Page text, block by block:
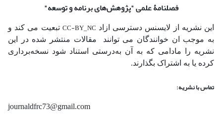
فصلنامۀ علمی"پژوهش‌های برنامه و توسعه"
این نشریه از لایسنس دسترسی ازاد CC-BY_NC تبعیت می کند و
به موجب ان خوانندگان می توانند مقالات منتشر شده در این
نشریه را مادامی که به آن‌ به‌درستی استناد شود نسخه‌برداری
کرده یا به اشتراک بگذارند.
تماس با نشریه:
journaldfrc73@gmail.com